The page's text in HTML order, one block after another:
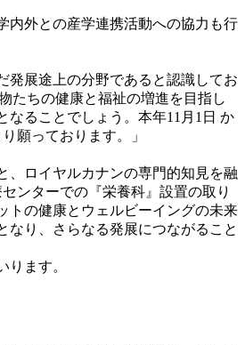
内外との産学連携活動への協力も行
発展途上の分野であると認識してお
たちの健康と福祉の増進を目指し
なることでしょう。本年11月1日 か
願っております。」
、ロイヤルカナンの専門的知見を融
ンターでの『栄養科』設置の取り
トの健康とウェルビーイングの未来
なり、さらなる発展につながること
ます。